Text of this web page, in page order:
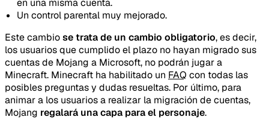
en una misma cuenta.
Un control parental muy mejorado.
Este cambiose trata de un cambio obligatorio, es decir,
los usuarios que cumplido el plazo no hayan migrado sus
cuentas de Mojang a Microsoft, no podrán jugar a
Minecraft. Minecraft ha habilitado un FAQ con todas las
posibles preguntas y dudas resueltas. Por último, para
animar a los usuarios a realizar la migración de cuentas,
Mojang regalará una capa para el personaje.